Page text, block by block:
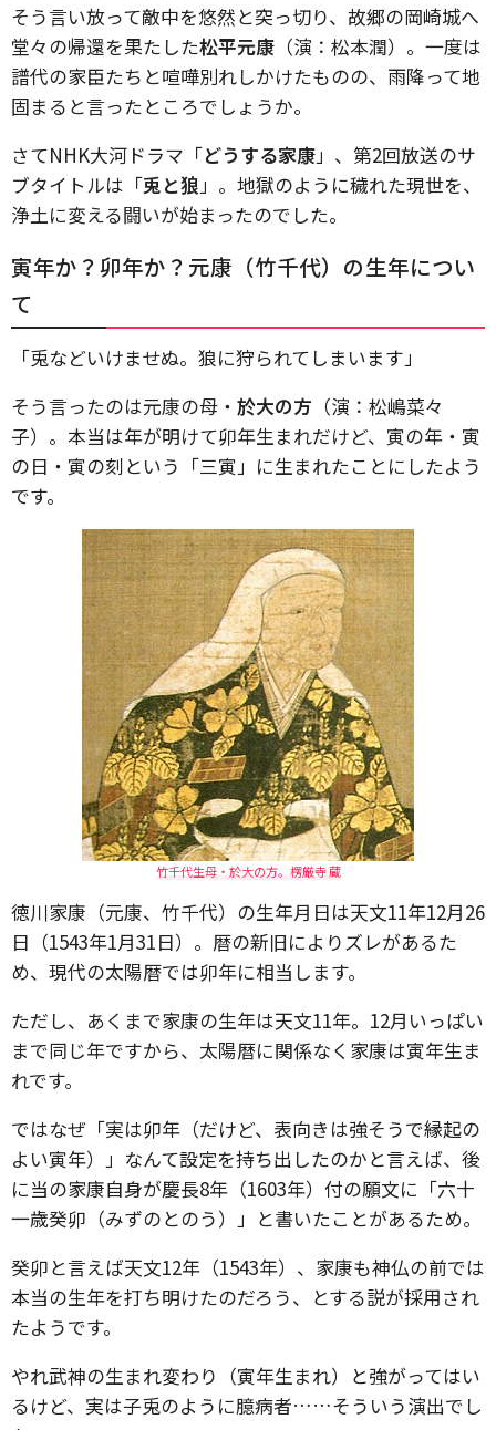
そう言い放って敵中を悠然と突っ切り、故郷の岡崎城へ
堂々の帰還を果たした松平元康 （演：松本潤）。一度は
譜代の家臣たちと喧嘩別れしかけたものの、雨降って地
固まると言ったところでしょうか。
さてNHK大河ドラマ「どうする家康」、第2回放送のサ
ブタイトルは「兎と狼 」。地獄のように穢れた現世を、
浄土に変える闘いが始まったのでした。
寅年か？卯年か？元康（竹千代）の生年につい
て
「兎などいけませぬ。狼に狩られてしまいます」
そう言ったのは元康の母・ 於大の方 （演：松嶋菜々
子）。本当は年が明けて卯年生まれだけど、寅の年・寅
の日・寅の刻という「三寅」に生まれたことにしたよう
です。
竹千代生母・於大の方。楞厳寺 蔵
徳川家康（元康、竹千代）の生年月日は天文11年12月26
日（1543年1月31日）。暦の新旧によりズレがあるた
め、現代の太陽暦では卯年に相当します。
ただし、あくまで家康の生年は天文11年。12月いっぱい
まで同じ年ですから、太陽暦に関係なく家康は寅年生ま
れです。
ではなぜ「実は卯年（だけど、表向きは強そうで縁起の
よい寅年）」なんて設定を持ち出したのかと言えば、後
に当の家康自身が慶長8年（1603年）付の願文に「六十
一歳癸卯（みずのとのう）」と書いたことがあるため。
癸卯と言えば天文12年（1543年）、家康も神仏の前では
本当の生年を打ち明けたのだろう、とする説が採用され
たようです。
やれ武神の生まれ変わり（寅年生まれ）と強がってはい
るけど、実は子兎のように臆病者……そういう演出でし